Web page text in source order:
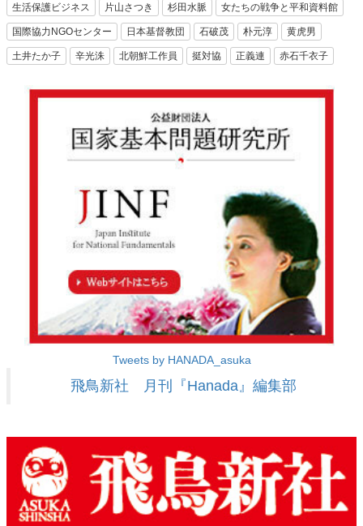
生活保護ビジネス 片山さつき 杉田水脈 女たちの戦争と平和資料館
国際協力NGOセンター 日本基督教団 石破茂 朴元淳 黄虎男
土井たか子 辛光洙 北朝鮮工作員 挺対協 正義連 赤石千衣子
Tweets by HANADA_asuka
飛鳥新社 月刊『Hanada』編集部